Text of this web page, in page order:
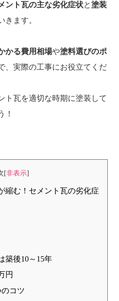
ント瓦の主な劣化症状と塗装
きます。
かる費用相場や塗料選びのポ
、実際の工事にお役立てくだ
ト瓦を適切な時期に塗装して
！
[非表示]
縮む！セメント瓦の劣化症
築後10～15年
円
コツ